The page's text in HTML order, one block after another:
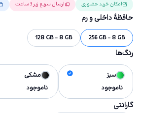
امکان خرید حضوری ارسال سریع زیر 3 ساعت
حافظهٔ داخلی و رم
256 GB - 8 GB
128 GB - 8 GB
رنگ‌ها
سبز
ناموجود
مشکی
ناموجود
گارانتی